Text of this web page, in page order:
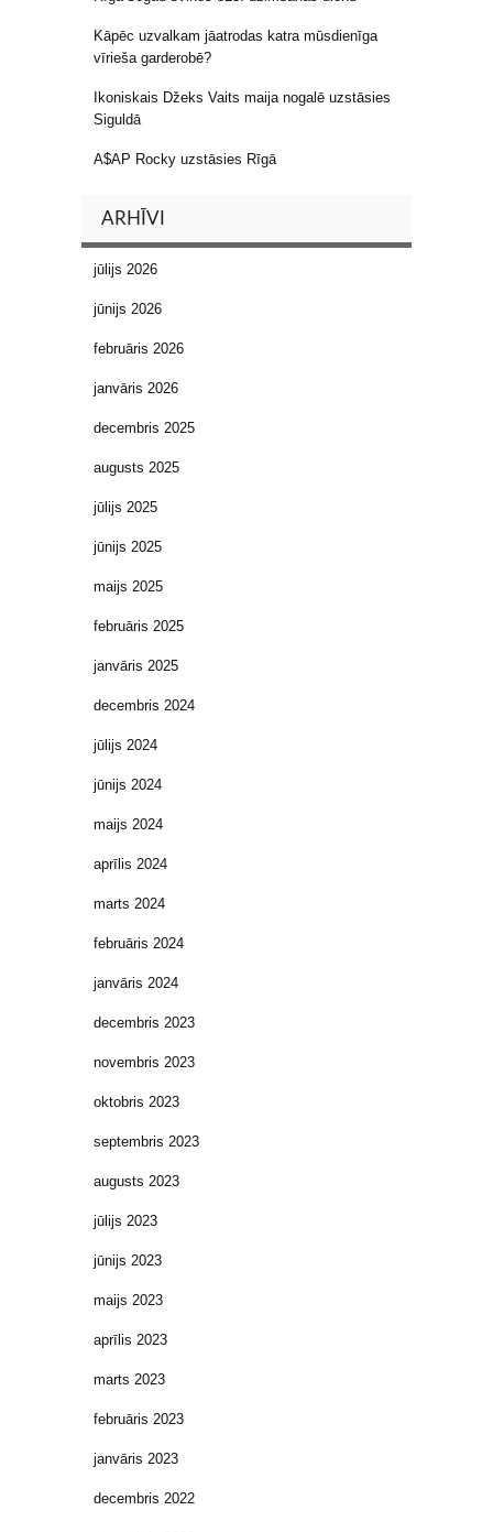
Kāpēc uzvalkam jāatrodas katra mūsdienīga
vīrieša garderobē?
Ikoniskais Džeks Vaits maija nogalē uzstāsies
Siguldā
A$AP Rocky uzstāsies Rīgā
ARHĪVI
jūlijs 2026
jūnijs 2026
februāris 2026
janvāris 2026
decembris 2025
augusts 2025
jūlijs 2025
jūnijs 2025
maijs 2025
februāris 2025
janvāris 2025
decembris 2024
jūlijs 2024
jūnijs 2024
maijs 2024
aprīlis 2024
marts 2024
februāris 2024
janvāris 2024
decembris 2023
novembris 2023
oktobris 2023
septembris 2023
augusts 2023
jūlijs 2023
jūnijs 2023
maijs 2023
aprīlis 2023
marts 2023
februāris 2023
janvāris 2023
decembris 2022